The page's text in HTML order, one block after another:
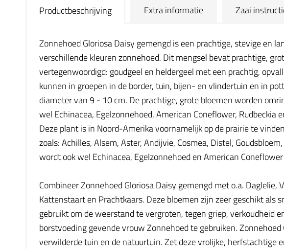
Productbeschrijving Extra informatie Zaai
Zonnehoed Gloriosa Daisy gemengd is een prachtige, stevige en
verschillende kleuren zonnehoed. Dit mengsel bevat prachtige,
vertegenwoordigd: goudgeel en heldergeel met een prachtig,
kunnen in groepen in de border, tuin, bijen- en vlindertuin en in
diameter van 9 - 10 cm. De prachtige, grote bloemen worden
wel Echinacea, Egelzonnehoed, American Coneflower,
Deze plant is in Noord-Amerika voornamelijk op de prairie te
zoals: Achilles, Alsem, Aster, Andijvie, Cosmea, Distel,
wordt ook wel Echinacea, Egelzonnehoed en American
Combineer Zonnehoed Gloriosa Daisy gemengd met o.a.
Kattenstaart en Prachtkaars. Deze bloemen zijn zeer geschikt
gebruikt om de weerstand te vergroten, tegen griep, verkoudheid
borstvoeding gevende vrouw Zonnehoed te gebruiken.
verwilderde tuin en de natuurtuin. Zet deze vrolijke, herfstachtige